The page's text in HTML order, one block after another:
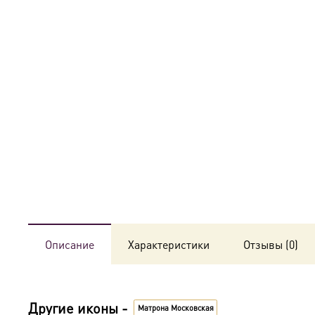
Описание Характеристики Отзывы (0)
Другие иконы - Матрона Московская